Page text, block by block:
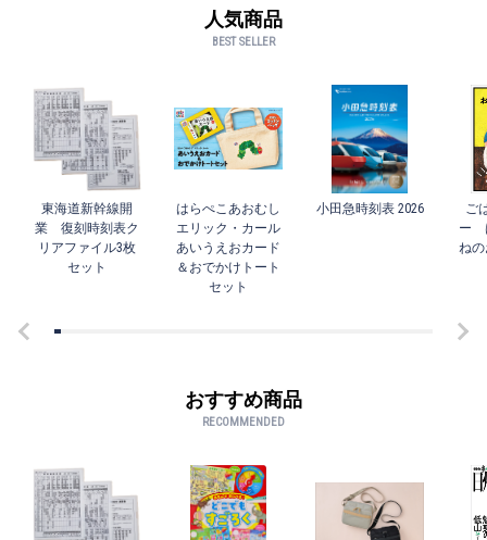
人気商品
BEST SELLER
東海道新幹線開
業 復刻時刻表ク
リアファイル3枚
セット
はらぺこあおむし
エリック・カール
あいうえおカード
＆おでかけトート
セット
小田急時刻表 2026
ご
ー
ね
おすすめ商品
RECOMMENDED